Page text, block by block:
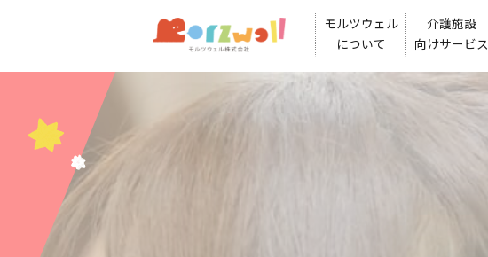
モルツウェル
について
介護施設
向けサービス